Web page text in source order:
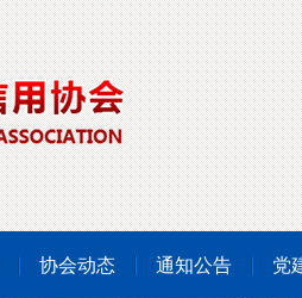
协会动态 通知公告 党